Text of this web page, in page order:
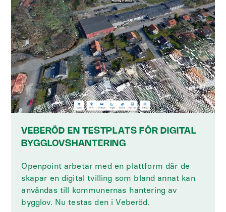
VEBERÖD EN TESTPLATS FÖR DIGITAL
BYGGLOVSHANTERING
Openpoint arbetar med en plattform där de
skapar en digital tvilling som bland annat kan
användas till kommunernas hantering av
bygglov. Nu testas den i Veberöd.